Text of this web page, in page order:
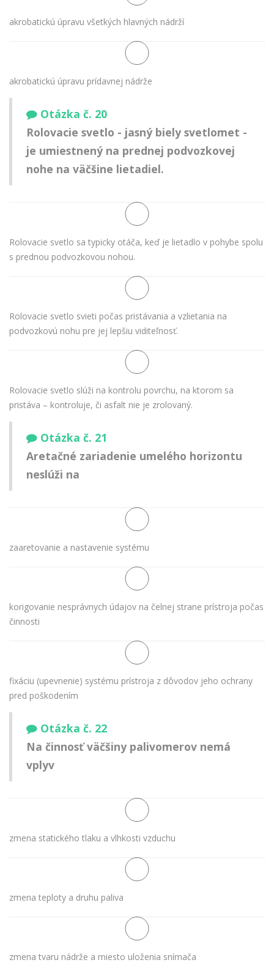
akrobatickú úpravu všetkých hlavných nádrží
akrobatickú úpravu prídavnej nádrže
Otázka č. 20
Rolovacie svetlo - jasný biely svetlomet -
je umiestnený na prednej podvozkovej
nohe na väčšine lietadiel.
Rolovacie svetlo sa typicky otáča, keď je lietadlo v pohybe spolu
s prednou podvozkovou nohou.
Rolovacie svetlo svieti počas pristávania a vzlietania na
podvozkovú nohu pre jej lepšiu viditeľnosť.
Rolovacie svetlo slúži na kontrolu povrchu, na ktorom sa
pristáva – kontroluje, či asfalt nie je zrolovaný.
Otázka č. 21
Aretačné zariadenie umelého horizontu
neslúži na
zaaretovanie a nastavenie systému
korigovanie nesprávnych údajov na čelnej strane prístroja počas
činnosti
fixáciu (upevnenie) systému prístroja z dôvodov jeho ochrany
pred poškodením
Otázka č. 22
Na činnosť väčšiny palivomerov nemá
vplyv
zmena statického tlaku a vlhkosti vzduchu
zmena teploty a druhu paliva
zmena tvaru nádrže a miesto uloženia snímača